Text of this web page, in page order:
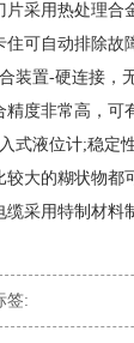
片采用热处理合
住可自动排除故
装置-硬连接，
精度非常高，可
式液位计;稳定
较大的糊状物都
缆采用特制材料
签: